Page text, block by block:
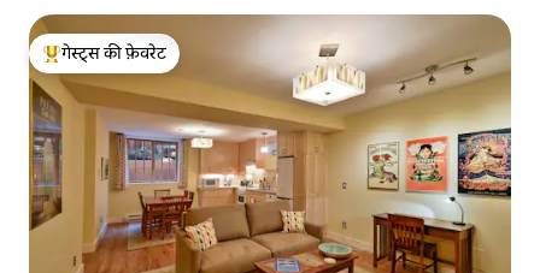
गेस्ट्स का टॉप फ़ेवरेट
गेस्ट्स की फ़ेवरेट